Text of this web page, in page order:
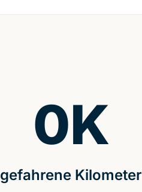
gefahrene Kilometer
0K